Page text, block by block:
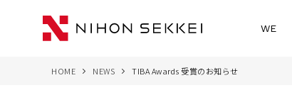
WE
HOME NEWS TIBA Awards 受賞のお知らせ